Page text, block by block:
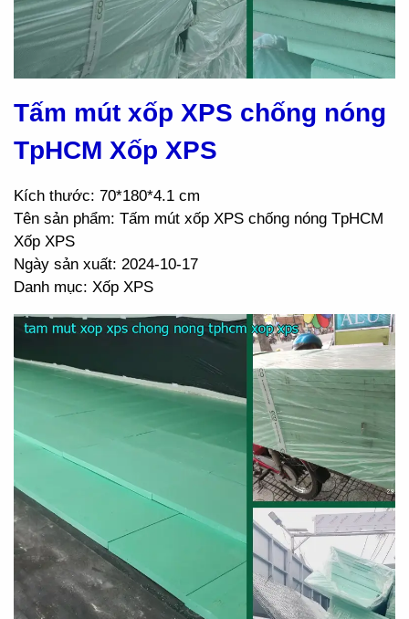
Tấm mút xốp XPS chống nóng
TpHCM Xốp XPS
Kích thước: 70*180*4.1 cm
Tên sản phẩm: Tấm mút xốp XPS chống nóng TpHCM
Xốp XPS
Ngày sản xuất: 2024-10-17
Danh mục: Xốp XPS